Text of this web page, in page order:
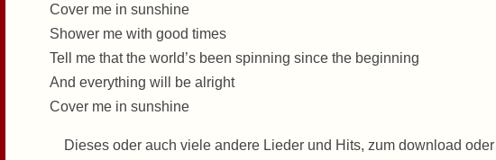
Cover me in sunshine
Shower me with good times
Tell me that the world’s been spinning since the beginning
And everything will be alright
Cover me in sunshine
Dieses oder auch viele andere Lieder und Hits, zum download